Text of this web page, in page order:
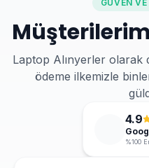
GÜVEN
Laptop Alınyerler olarak
ödeme ilkemizle
4.9
%100